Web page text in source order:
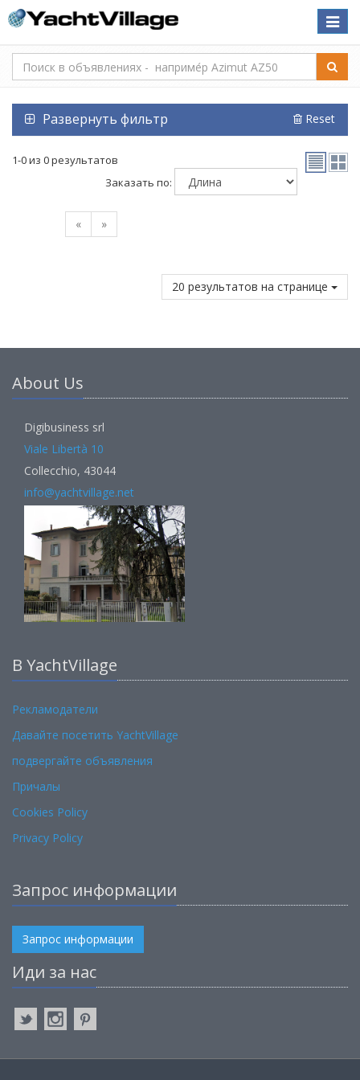
Toggle
Развернуть фильтр Reset
1-0 из 0 результатов
Заказать по:
« »
20 результатов на странице
About Us
Digibusiness srl
Viale Libertà 10
Collecchio, 43044
info@yachtvillage.net
В YachtVillage
Рекламодатели
Давайте посетить YachtVillage
подвергайте объявления
Причалы
Cookies Policy
Privacy Policy
Запрос информации
Запрос информации
Иди за нас